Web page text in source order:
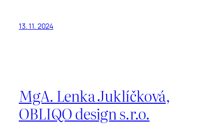
13. 11. 2024
MgA. Lenka Juklíčková,
OBLIQO design s.r.o.